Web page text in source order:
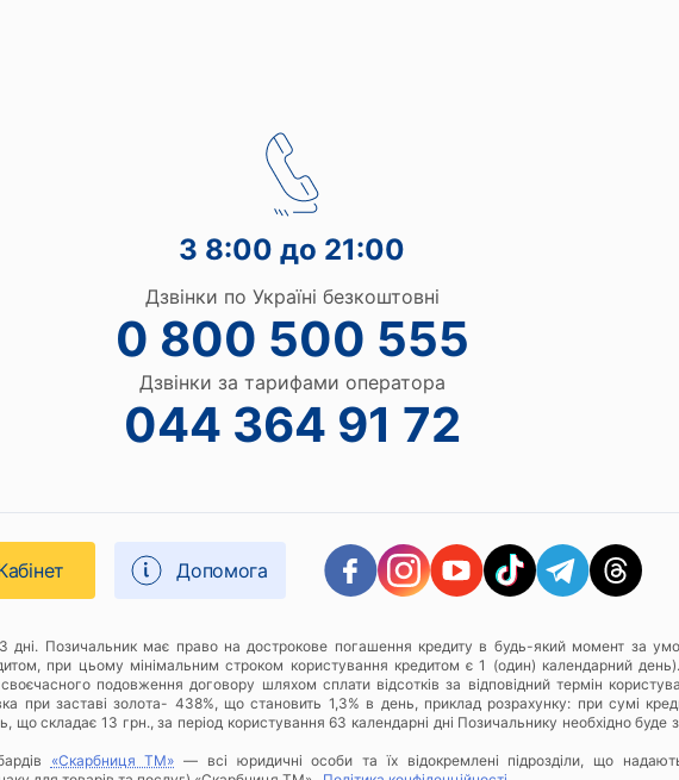
З 8:00 до 21:00
Дзвінки по Україні безкоштовні
0 800 500 555
Дзвінки за тарифами оператора
044 364 91 72
Допомога
дні. Позичальник має право на дострокове погашення кредиту в будь-який момент за
при цьому мінімальним строком користування кредитом є 1 (один) календарний
подовження договору шляхом сплати відсотків за відповідний термін
при заставі золота- 438%, що становить 1,3% в день, приклад розрахунку: при сумі
що складає 13 грн., за період користування 63 календарні дні Позичальнику необхідно буде
«Скарбниця ТМ» — всі юридичні особи та їх відокремлені підрозділи, що